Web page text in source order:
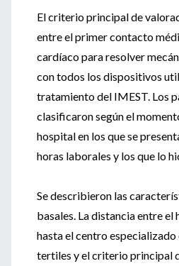
El criterio principal de
entre el primer contacto
cardíaco para resolver
con todos los dispositivos
tratamiento del IMEST. Los
clasificaron según el
hospital en los que se
horas laborales y los que lo
Se describieron las
basales. La distancia entre el
hasta el centro especializado
tertiles y el criterio principal